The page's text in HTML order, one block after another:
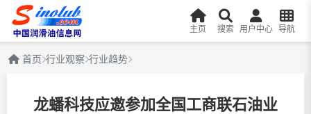
主页 搜索 用户中心 导航
首页 行业观察 行业趋势
龙蟠科技应邀参加全国工商联石油业